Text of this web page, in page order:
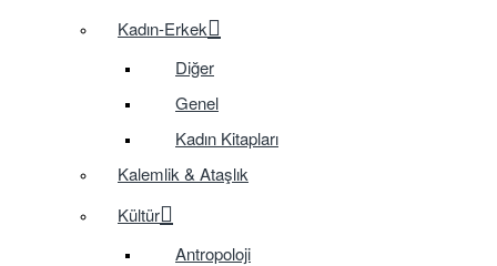
Kadın-Erkek
Diğer
Genel
Kadın Kitapları
Kalemlik & Ataşlık
Kültür
Antropoloji